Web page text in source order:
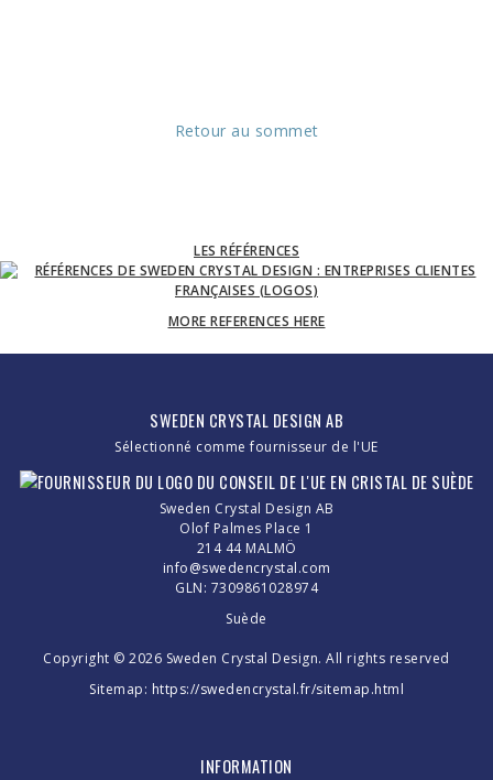
Retour au sommet
LES RÉFÉRENCES
MORE REFERENCES HERE
SWEDEN CRYSTAL DESIGN AB
Sélectionné comme fournisseur de l'UE
Sweden Crystal Design AB
Olof Palmes Place 1
214 44 MALMÖ
info@swedencrystal.com
GLN: 7309861028974
Suède
Copyright © 2026 Sweden Crystal Design. All rights reserved
Sitemap: https://swedencrystal.fr/sitemap.html
INFORMATION